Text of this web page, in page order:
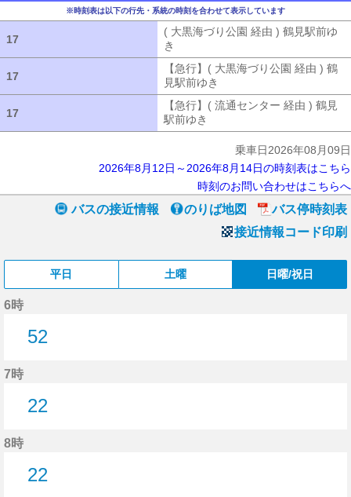
※時刻表は以下の行先・系統の時刻を合わせて表示しています
17
( 大黒海づり公園 経由 ) 鶴見駅前ゆ
き
17
【急行】( 大黒海づり公園 経由 ) 鶴
見駅前ゆき
17
【急行】( 流通センター 経由 ) 鶴見
駅前ゆき
乗車日2026年08月09日
2026年8月12日～2026年8月14日の時刻表はこちら
時刻のお問い合わせはこちらへ
バスの接近情報 のりば地図
バス停時刻表
接近情報コード印刷
平日 土曜 日曜/祝日
6時
52
7時
22
8時
22